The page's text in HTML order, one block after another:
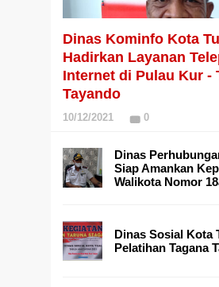
Dinas Kominfo Kota
Hadirkan Layanan
Internet di Pulau Kur -
Tayando
10/12/2021 0
Dinas
Siap Amankan
Walikota Nomor
Dinas Sosial Kota
Pelatihan Tagana